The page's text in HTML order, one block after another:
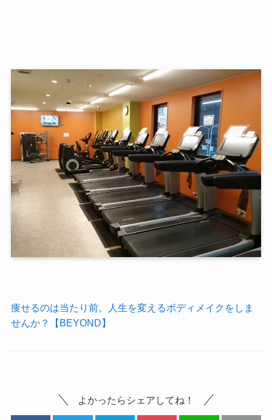
痩せるのは当たり前。人生を変えるボディメイクをしま
せんか？【BEYOND】
よかったらシェアしてね！